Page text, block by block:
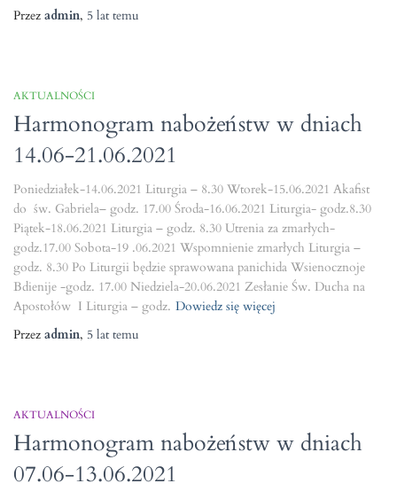
Przez admin, 5 lattemu
AKTUALNOŚCI
Harmonogram nabożeństw w dniach
14.06-21.06.2021
Poniedziałek-14.06.2021 Liturgia – 8.30 Wtorek-15.06.2021 Akafist
do św. Gabriela– godz. 17.00 Środa-16.06.2021 Liturgia- godz.8.30
Piątek-18.06.2021 Liturgia – godz. 8.30 Utrenia za zmarłych-
godz.17.00 Sobota-19 .06.2021 Wspomnienie zmarłych Liturgia –
godz. 8.30 Po Liturgii będzie sprawowana panichida Wsienocznoje
Bdienije -godz. 17.00 Niedziela-20.06.2021 Zesłanie Św. Ducha na
Apostołów I Liturgia – godz. Dowiedz się więcej
Przez admin, 5 lattemu
AKTUALNOŚCI
Harmonogram nabożeństw w dniach
07.06-13.06.2021